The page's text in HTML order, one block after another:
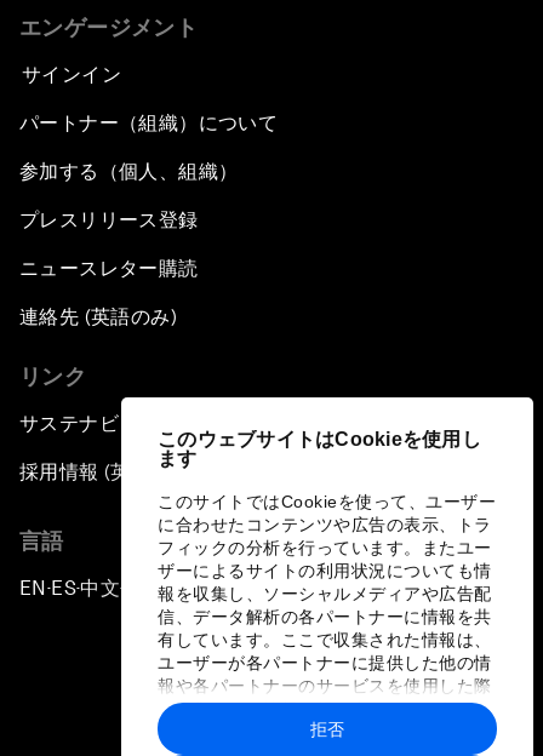
このウェブサイトはCookieを使用し
ます
このサイトではCookieを使って、ユーザー
に合わせたコンテンツや広告の表示、トラ
フィックの分析を行っています。またユー
ザーによるサイトの利用状況についても情
報を収集し、ソーシャルメディアや広告配
信、データ解析の各パートナーに情報を共
有しています。ここで収集された情報は、
ユーザーが各パートナーに提供した他の情
報や各パートナーのサービスを使用した際
に収集された情報と組み合わされ、各パー
トナーによって使用されることがありま
拒否
エンゲージメント
サインイン
パートナー（組織）について
参加する（個人、組織）
プレスリリース登録
ニュースレター購読
連絡先 (英語のみ)
リンク
サステナビリティへの取り組み
採用情報 (英語のみ)
言語
EN ▪ES▪中文▪ 日本語
プライバシーポリシーと利用規約